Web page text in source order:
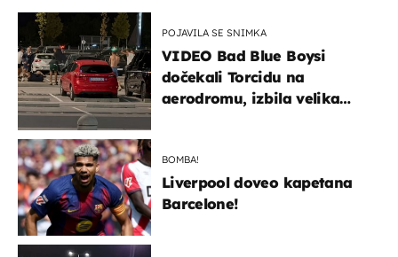
POJAVILA SE SNIMKA
VIDEO Bad Blue Boysi
dočekali Torcidu na
aerodromu, izbila velika
BOMBA!
Liverpool doveo kapetana
Barcelone!